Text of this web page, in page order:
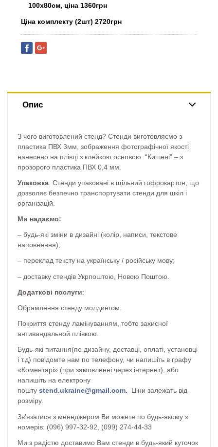
100х80см, ціна 1360грн
Ціна комплекту (2шт) 2720грн
Опис
З чого виготовлений стенд? Стенди виготовляємо з
пластика ПВХ 3мм, зображення фотографічної якості
нанесено на плівці з клейкою основою. “Кишені” – з
прозорого пластика ПВХ 0,4 мм.
Упаковка . Стенди упаковані в щільний гофрокартон, що
дозволяє безпечно транспортувати стенди для шкіл і
організацій.
Ми надаємо:
– будь-які зміни в дизайні (колір, написи, текстове
наповнення);
– переклад тексту на українську / російську мову;
– доставку стендів Укрпоштою, Новою Поштою.
Додаткові послуги:
Обрамлення стенду молдингом.
Покриття стенду ламінуванням, тобто захисної
антивандальной плівкою.
Будь-які питання(по дизайну, доставці, оплаті, установці
і т.д) повідомте нам по телефону, чи напишіть в графу
«Коментарі» (при замовленні через інтернет), або
напишіть на електрону
пошту stend.ukraine@gmail.com. Ціни залежать від
розміру.
Зв’язатися з менеджером Ви можете по будь-якому з
номерів: (096) 997-32-92, (099) 274-44-33
Ми з радістю доставимо Вам стенди в будь-який куточок